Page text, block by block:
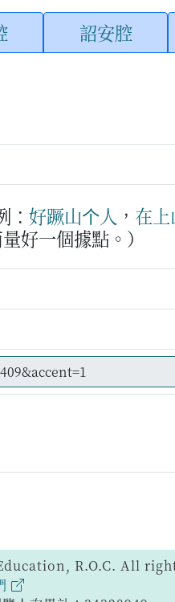
詔安腔
： 好蹶山个人 ， 在
好一個據點。）
R.O.C. All